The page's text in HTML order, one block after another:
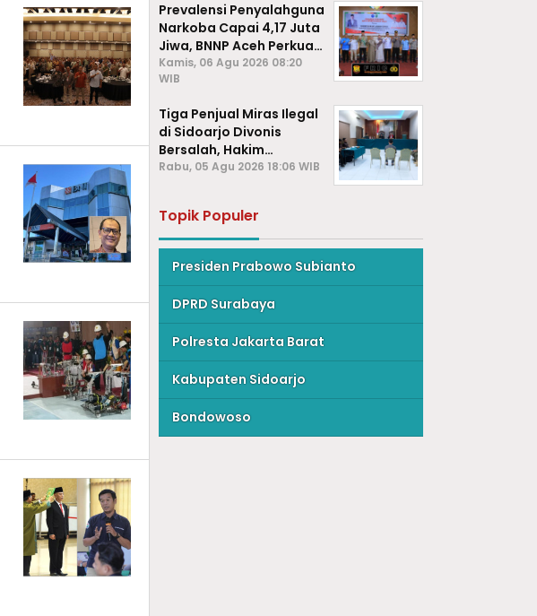
Prevalensi Penyalahguna
Narkoba Capai 4,17 Juta
Jiwa, BNNP Aceh Perkuat
P4GN di Subulussalam
Kamis, 06 Agu 2026 08:20
WIB
Tiga Penjual Miras Ilegal
di Sidoarjo Divonis
Bersalah, Hakim
Jatuhkan Denda hingga
Rabu, 05 Agu 2026 18:06 WIB
Topik Populer
Presiden Prabowo Subianto
DPRD Surabaya
Polresta Jakarta Barat
Kabupaten Sidoarjo
Bondowoso